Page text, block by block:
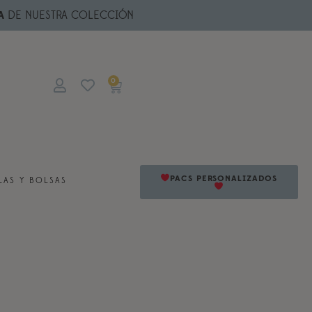
DE NUESTRA COLECCIÓN
0
Y BOLSAS PACS PERSONALIZADOS